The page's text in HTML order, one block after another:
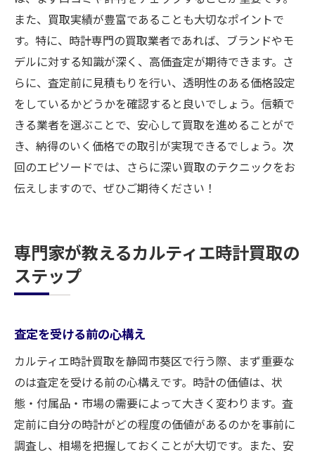
また、買取実績が豊富であることも大切なポイントで
す。特に、時計専門の買取業者であれば、ブランドやモ
デルに対する知識が深く、高価査定が期待できます。さ
らに、査定前に見積もりを行い、透明性のある価格設定
をしているかどうかを確認すると良いでしょう。信頼で
きる業者を選ぶことで、安心して買取を進めることがで
き、納得のいく価格での取引が実現できるでしょう。次
回のエピソードでは、さらに深い買取のテクニックをお
伝えしますので、ぜひご期待ください！
専門家が教えるカルティエ時計買取の
ステップ
査定を受ける前の心構え
カルティエ時計買取を静岡市葵区で行う際、まず重要な
のは査定を受ける前の心構えです。時計の価値は、状
態・付属品・市場の需要によって大きく変わります。査
定前に自分の時計がどの程度の価値があるのかを事前に
調査し、相場を把握しておくことが大切です。また、安